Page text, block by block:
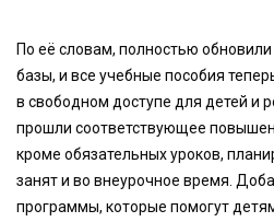
По её словам, полностью
базы, и все учебные пособия
в свободном доступе для детей и
прошли соответствующее
кроме обязательных уроков,
занят и во внеурочное время.
программы, которые помогут